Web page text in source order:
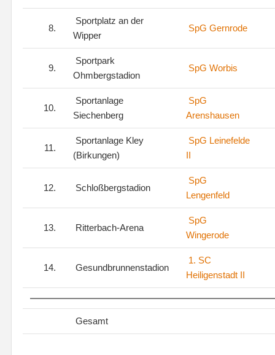
8.
Sportplatz an der
Wipper
SpG Gernrode
9.
Sportpark
Ohmbergstadion
SpG Worbis
10.
Sportanlage
Siechenberg
SpG
Arenshausen
11.
Sportanlage Kley
(Birkungen)
SpG Leinefelde
II
12. Schloßbergstadion
SpG
Lengenfeld
13. Ritterbach-Arena
SpG
Wingerode
14. Gesundbrunnenstadion
1. SC
Heiligenstadt II
Gesamt